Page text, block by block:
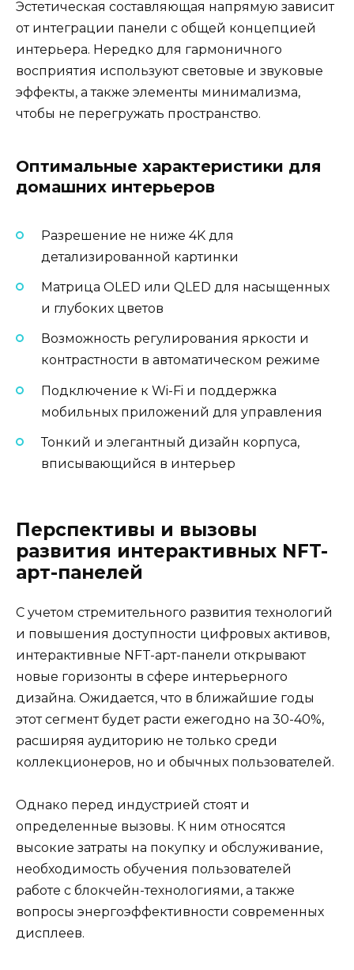
Эстетическая составляющая напрямую зависит
от интеграции панели с общей концепцией
интерьера. Нередко для гармоничного
восприятия используют световые и звуковые
эффекты, а также элементы минимализма,
чтобы не перегружать пространство.
Оптимальные характеристики для
домашних интерьеров
Разрешение не ниже 4K для
детализированной картинки
Матрица OLED или QLED для насыщенных
и глубоких цветов
Возможность регулирования яркости и
контрастности в автоматическом режиме
Подключение к Wi-Fi и поддержка
мобильных приложений для управления
Тонкий и элегантный дизайн корпуса,
вписывающийся в интерьер
Перспективы и вызовы
развития интерактивных NFT-
арт-панелей
С учетом стремительного развития технологий
и повышения доступности цифровых активов,
интерактивные NFT-арт-панели открывают
новые горизонты в сфере интерьерного
дизайна. Ожидается, что в ближайшие годы
этот сегмент будет расти ежегодно на 30-40%,
расширяя аудиторию не только среди
коллекционеров, но и обычных пользователей.
Однако перед индустрией стоят и
определенные вызовы. К ним относятся
высокие затраты на покупку и обслуживание,
необходимость обучения пользователей
работе с блокчейн-технологиями, а также
вопросы энергоэффективности современных
дисплеев.